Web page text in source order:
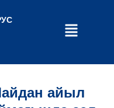
айыл